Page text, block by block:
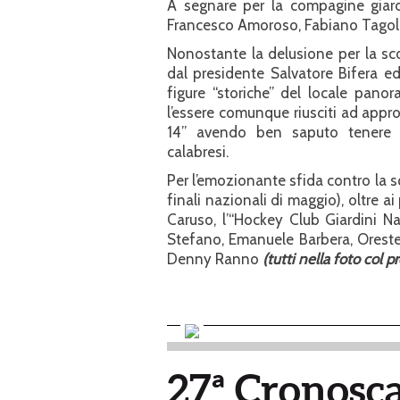
A segnare per la compagine
Francesco Amoroso, Fabiano
Nonostante la delusione per la
dal presidente Salvatore Bifera
figure “storiche” del locale
l’essere comunque riusciti ad
14” avendo ben saputo
calabresi.
Per l’emozionante sfida contro la
finali nazionali di maggio), oltre ai
Caruso, l’“Hockey Club Giardini
Stefano, Emanuele Barbera,
Denny Ranno (tutti nella foto col
27ª